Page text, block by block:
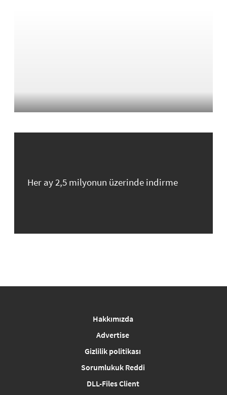
Her ay 2,5 milyonun üzerinde indirme
Hakkımızda
Advertise
Gizlilik politikası
Sorumlukuk Reddi
DLL-Files Client